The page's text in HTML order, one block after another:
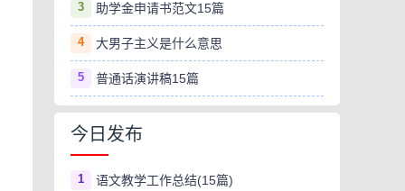
3 助学金申请书范文15篇
4 大男子主义是什么意思
5 普通话演讲稿15篇
今日发布
1 语文教学工作总结(15篇)